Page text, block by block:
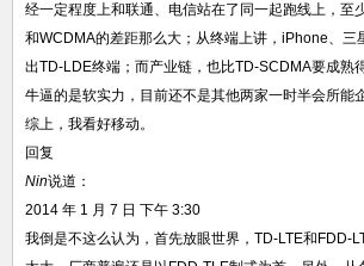
经一定程度上和联通、电信站在了同一起跑线上，至
和WCDMA的差距那么大；从终端上讲，iPhone、三
出TD-LDE终端；而产业链，也比TD-SCDMA要成熟
牛逼的是软实力，目前还不是其他两家一时半会所能
综上，我看好移动。
回复
Nin说道：
2014 年 1 月 7 日 下午 3:30
我倒是不这么认为，首先放眼世界，TD-LTE和FDD-